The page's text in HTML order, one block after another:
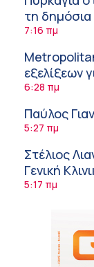
τη δημόσια
7:16 πμ
εξελίξεων για την Τεχνητή Νοημοσύνη και
την
6:28 πμ
Παύλος
5:27 πμ
Στέλιος
Γενική
5:17 πμ
Σε Λαμία
Άδ.
ΚΥ
5:04 πμ